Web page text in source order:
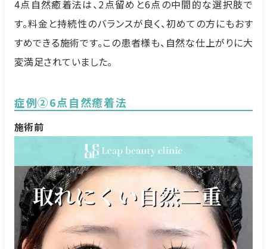
4点自然癒着法は、2点留めと6点の中間的な選択肢で
す。料金と持続性のバランスが良く、初めての方にもおす
すめできる施術です。この患者様も、自然な仕上がりに大
変満足されていました。
症例②6点自然癒着法
施術前